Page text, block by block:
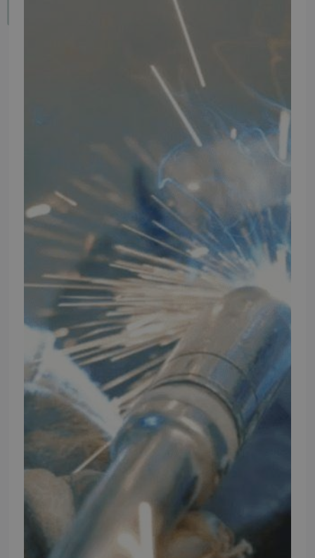
IMPORTØR
Alle mærker og modeller på tmp.dk importeres i Danmark af:
NB:Ved henvendelse ang. dit køretøj, reparation og service
mm. skal du oplyse dit stelnummer eller registreringsnummer.
INFORMATION
Ansøg om at blive forhandler
Energiberegner
Artikler
TMP Historie
Cookie og Privatlivspolitik
Salgs- og leveringsbetingelser
Vores brands
Telefontider
Mandag - Torsdag
Fredag
09:00 - 15:30